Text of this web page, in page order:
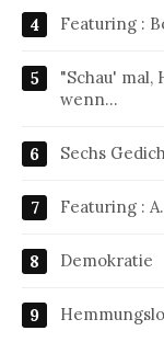
Featuring :
"Schau' mal,
wenn…
Sechs
Featuring :
Demokratie